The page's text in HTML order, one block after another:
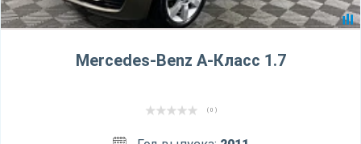
Mercedes-Benz A-Класс 1.7
( 0 )